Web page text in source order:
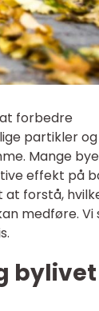
forbedre
partikler og
Mange
effekt på
at forstå,
medføre. Vi
bylivet